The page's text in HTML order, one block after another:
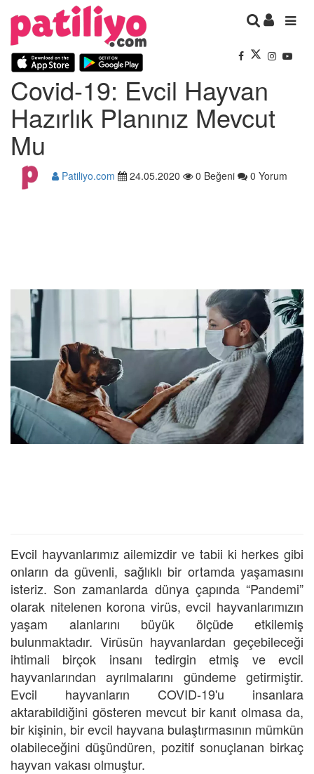
Covid-19: Evcil Hayvan
Hazırlık Planınız Mevcut
Mu
Patiliyo.com 24.05.2020 0 Beğeni 0 Yorum
Evcil hayvanlarımız ailemizdir ve tabii ki herkes gibi
onların da güvenli, sağlıklı bir ortamda yaşamasını
isteriz. Son zamanlarda dünya çapında “Pandemi”
olarak nitelenen korona virüs, evcil hayvanlarımızın
yaşam alanlarını büyük ölçüde etkilemiş
bulunmaktadır. Virüsün hayvanlardan geçebileceği
ihtimali birçok insanı tedirgin etmiş ve evcil
hayvanlarından ayrılmalarını gündeme getirmiştir.
Evcil hayvanların COVID-19'u insanlara
aktarabildiğini gösteren mevcut bir kanıt olmasa da,
bir kişinin, bir evcil hayvana bulaştırmasının mümkün
olabileceğini düşündüren, pozitif sonuçlanan birkaç
hayvan vakası olmuştur.